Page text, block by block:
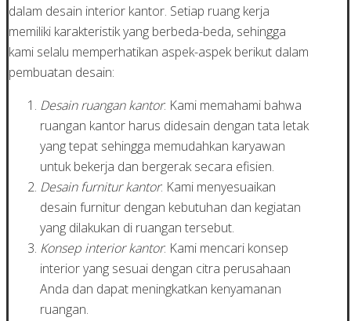
dalam desain interior kantor. Setiap ruang kerja
memiliki karakteristik yang berbeda-beda, sehingga
kami selalu memperhatikan aspek-aspek berikut dalam
pembuatan desain:
Desain ruangan kantor: Kami memahami bahwa
ruangan kantor harus didesain dengan tata letak
yang tepat sehingga memudahkan karyawan
untuk bekerja dan bergerak secara efisien.
Desain furnitur kantor: Kami menyesuaikan
desain furnitur dengan kebutuhan dan kegiatan
yang dilakukan di ruangan tersebut.
Konsep interior kantor: Kami mencari konsep
interior yang sesuai dengan citra perusahaan
Anda dan dapat meningkatkan kenyamanan
ruangan.